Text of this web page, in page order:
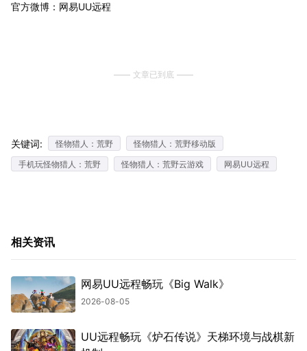
官方微博：网易UU远程
文章已到底
关键词: 怪物猎人：荒野
怪物猎人：荒野移动版
手机玩怪物猎人：荒野
怪物猎人：荒野云游戏 网易UU远程
相关资讯
网易UU远程畅玩《Big Walk》
2026-08-05
UU远程畅玩《炉石传说》天梯环境与战棋新